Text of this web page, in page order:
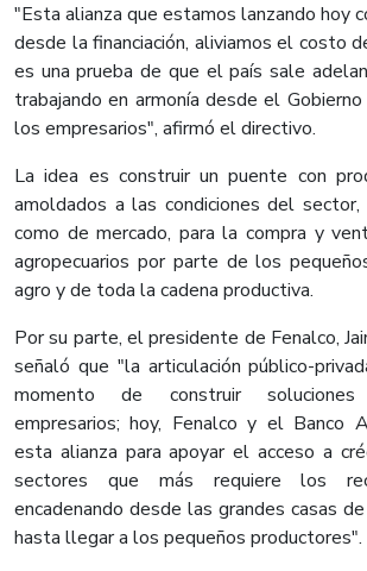
"Esta alianza que estamos lanzando hoy
desde la financiación, aliviamos el costo
es una prueba de que el país sale
trabajando en armonía desde el
los empresarios", afirmó el directivo.
La idea es construir un puente con
amoldados a las condiciones del
como de mercado, para la compra y
agropecuarios por parte de los
agro y de toda la cadena productiva.
Por su parte, el presidente de Fenalco,
señaló que "la articulación público-
momento de construir
empresarios; hoy, Fenalco y el Banco
esta alianza para apoyar el acceso a
sectores que más requiere los
encadenando desde las grandes casas
hasta llegar a los pequeños productores".